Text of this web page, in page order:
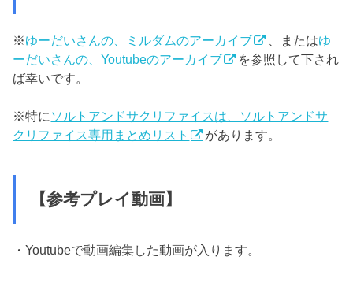
※ゆーだいさんの、ミルダムのアーカイブ 、またはゆ
ーだいさんの、Youtubeのアーカイブ
を参照して下され
ば幸いです。
※特に ソルトアンドサクリファイスは、ソルトアンドサ
クリファイス専用まとめリスト
があります。
【参考プレイ動画】
・Youtubeで動画編集した動画が入ります。